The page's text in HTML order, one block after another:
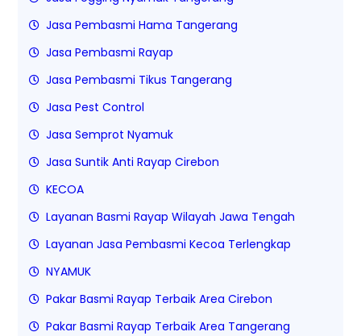
Jasa Pembasmi Hama Tangerang
Jasa Pembasmi Rayap
Jasa Pembasmi Tikus Tangerang
Jasa Pest Control
Jasa Semprot Nyamuk
Jasa Suntik Anti Rayap Cirebon
KECOA
Layanan Basmi Rayap Wilayah Jawa Tengah
Layanan Jasa Pembasmi Kecoa Terlengkap
NYAMUK
Pakar Basmi Rayap Terbaik Area Cirebon
Pakar Basmi Rayap Terbaik Area Tangerang